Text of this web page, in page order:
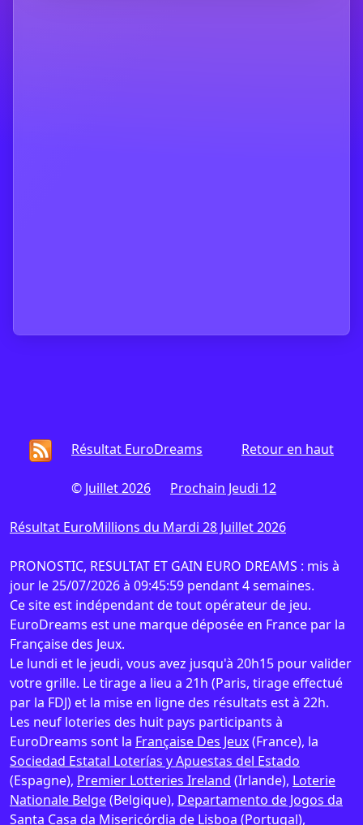
Retour en haut
Résultat EuroDreams
© Juillet 2026 Prochain Jeudi 12
Résultat EuroMillions du Mardi 28 Juillet 2026
PRONOSTIC, RESULTAT ET GAIN EURO DREAMS : mis à
jour le 25/07/2026 à 09:45:59 pendant 4 semaines.
Ce site est indépendant de tout opérateur de jeu.
EuroDreams est une marque déposée en France par la
Française des Jeux.
Le lundi et le jeudi, vous avez jusqu'à 20h15 pour valider
votre grille. Le tirage a lieu a 21h (Paris, tirage effectué
par la FDJ) et la mise en ligne des résultats est à 22h.
Les neuf loteries des huit pays participants à
EuroDreams sont la Française Des Jeux(France), la
Sociedad Estatal Loterías y Apuestas del Estado
(Espagne), Premier Lotteries Ireland (Irlande), Loterie
Nationale Belge(Belgique), Departamento de Jogos da
Santa Casa da Misericórdia de Lisboa (Portugal),